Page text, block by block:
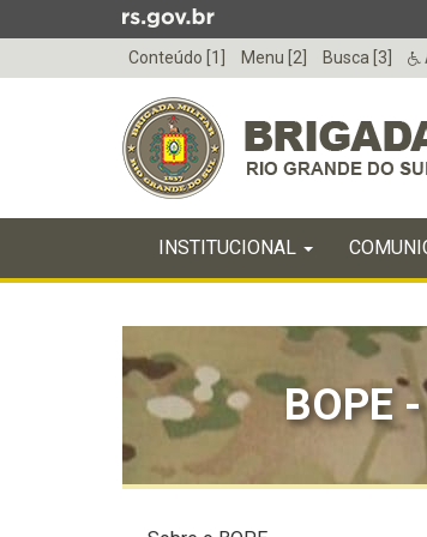
para
menu
Conteúdo [1] Menu [2] Busca [3]
do
menu
INICIAL
INSTITUCIONAL
BOPE